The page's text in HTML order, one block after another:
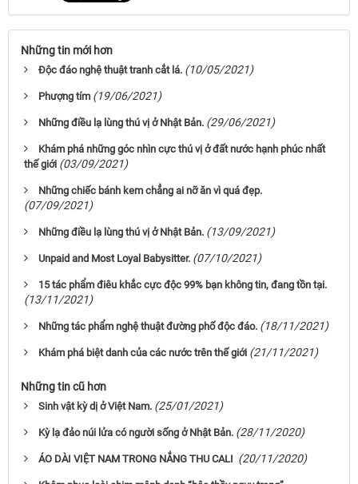
Những tin mới hơn
Độc đáo nghệ thuật tranh cắt lá. (10/05/2021)
Phượng tím (19/06/2021)
Những điều lạ lùng thú vị ở Nhật Bản. (29/06/2021)
Khám phá những góc nhìn cực thú vị ở đất nước hạnh phúc nhất
thế giới (03/09/2021)
Những chiếc bánh kem chẳng ai nỡ ăn vì quá đẹp.
(07/09/2021)
Những điều lạ lùng thú vị ở Nhật Bản. (13/09/2021)
Unpaid and Most Loyal Babysitter. (07/10/2021)
15 tác phẩm điêu khắc cực độc 99% bạn không tin, đang tồn tại.
(13/11/2021)
Những tác phẩm nghệ thuật đường phố độc đáo. (18/11/2021)
Khám phá biệt danh của các nước trên thế giới (21/11/2021)
Những tin cũ hơn
Sinh vật kỳ dị ở Việt Nam. (25/01/2021)
Kỳ lạ đảo núi lửa có người sống ở Nhật Bản. (28/11/2020)
ÁO DÀI VIỆT NAM TRONG NẮNG THU CALI (20/11/2020)